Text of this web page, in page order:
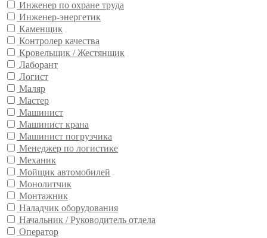
Инженер по охране труда
Инженер-энергетик
Каменщик
Контролер качества
Кровельщик / Жестянщик
Лаборант
Логист
Маляр
Мастер
Машинист
Машинист крана
Машинист погрузчика
Менеджер по логистике
Механик
Мойщик автомобилей
Монолитчик
Монтажник
Наладчик оборудования
Начальник / Руководитель отдела
Оператор